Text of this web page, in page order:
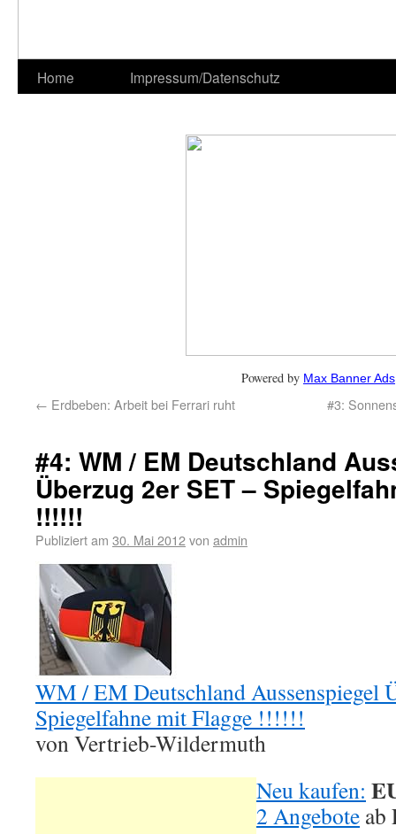
Home Impressum/Datenschutz
Powered by Max Banner Ads
← Erdbeben: Arbeit bei Ferrari ruht #3:
#4: WM / EM Deutschland
Überzug 2er SET –
!!!!!!
Publiziert am 30. Mai 2012von admin
WM / EM Deutschland Aussenspiegel
Spiegelfahne mit Flagge !!!!!!
von Vertrieb-Wildermuth
Neu kaufen:
2 Angebote ab